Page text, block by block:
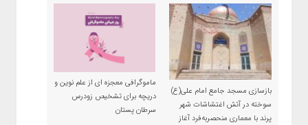
بازسازی مسجد جامع امام علی(ع)
سوخته در آتش اغتشاشات شهر
پرند با معماری منحصربه‌فرد آغاز
ماموگرافی معجزه ای از علم نوین و
دریچه برای تشخیص زودرس
سرطان پستان